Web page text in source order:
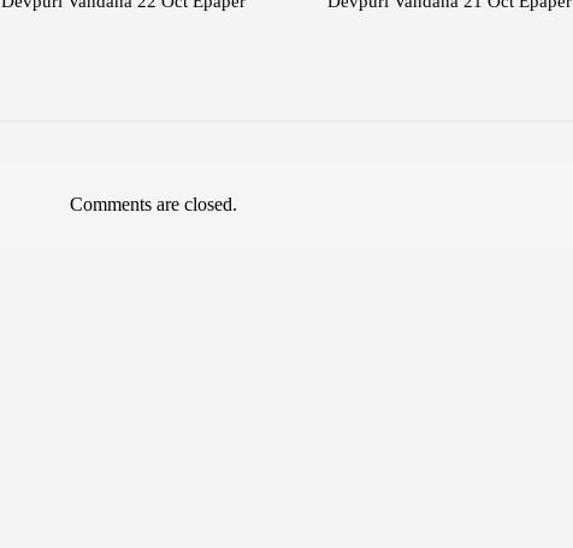
Comments are closed.